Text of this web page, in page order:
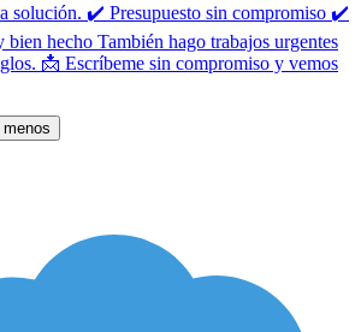
solución. ✔ Presupuesto sin compromiso ✔
hecho También hago trabajos urgentes
📩 Escríbeme sin compromiso y vemos
menos